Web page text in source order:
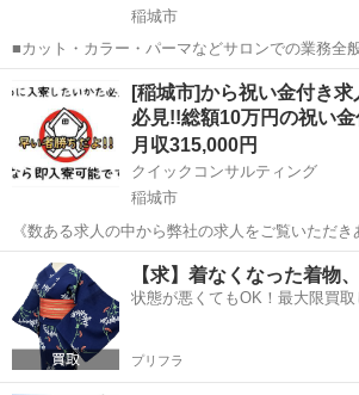
稲城市
■カット・カラー・パーマなどサロンでの業務全
ノルマはないので、チームワークを大切に美容師
ながら接客します。 リーフ配り、タオル洗いと
で、お客様に集中できる環境です。 ...
稲城市 美容師
[稲城市]から祝い金付き求
必見!!総額10万円の祝い
月収315,000円
クイックコンサルティング
稲城市
《数ある求人の中から弊社の求人をご覧いただ
す!!》 ☆総額10万円の祝い金付き求人のご案内
以外にも日本全国5万件以上の求人を多く取り扱
大歓迎♪ 受付方法に...
東京 その他 未経験
【求】着なくなった着物
状態が悪くてもOK！最大限買取
プリフラ